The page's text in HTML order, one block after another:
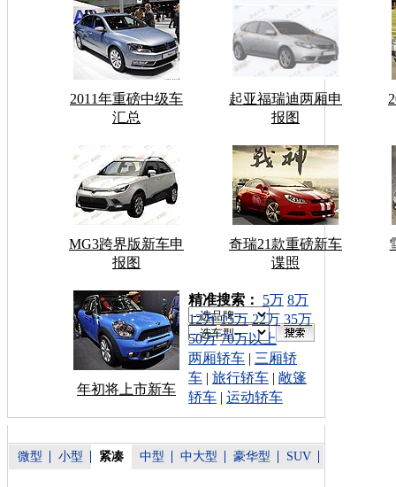
2011年重磅中级车
汇总
起亚福瑞迪两厢申
报图
MG3跨界版新车申
报图
奇瑞21款重磅新车
谍照
年初将上市新车
车型搜索：
精准搜索： 5万 8万
12万 15万 22万 35万
50万 70万以上
两厢轿车 | 三厢轿
车 | 旅行轿车 | 敞篷
轿车 | 运动轿车
微型 小型 紧凑 中型 中大型 豪华型 SUV